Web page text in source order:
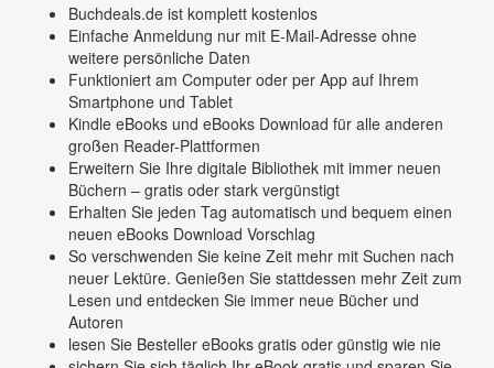
Buchdeals.de ist komplett kostenlos
Einfache Anmeldung nur mit E-Mail-Adresse ohne
weitere persönliche Daten
Funktioniert am Computer oder per App auf Ihrem
Smartphone und Tablet
Kindle eBooks und eBooks Download für alle anderen
großen Reader-Plattformen
Erweitern Sie Ihre digitale Bibliothek mit immer neuen
Büchern – gratis oder stark vergünstigt
Erhalten Sie jeden Tag automatisch und bequem einen
neuen eBooks Download Vorschlag
So verschwenden Sie keine Zeit mehr mit Suchen nach
neuer Lektüre. Genießen Sie stattdessen mehr Zeit zum
Lesen und entdecken Sie immer neue Bücher und
Autoren
lesen Sie Besteller eBooks gratis oder günstig wie nie